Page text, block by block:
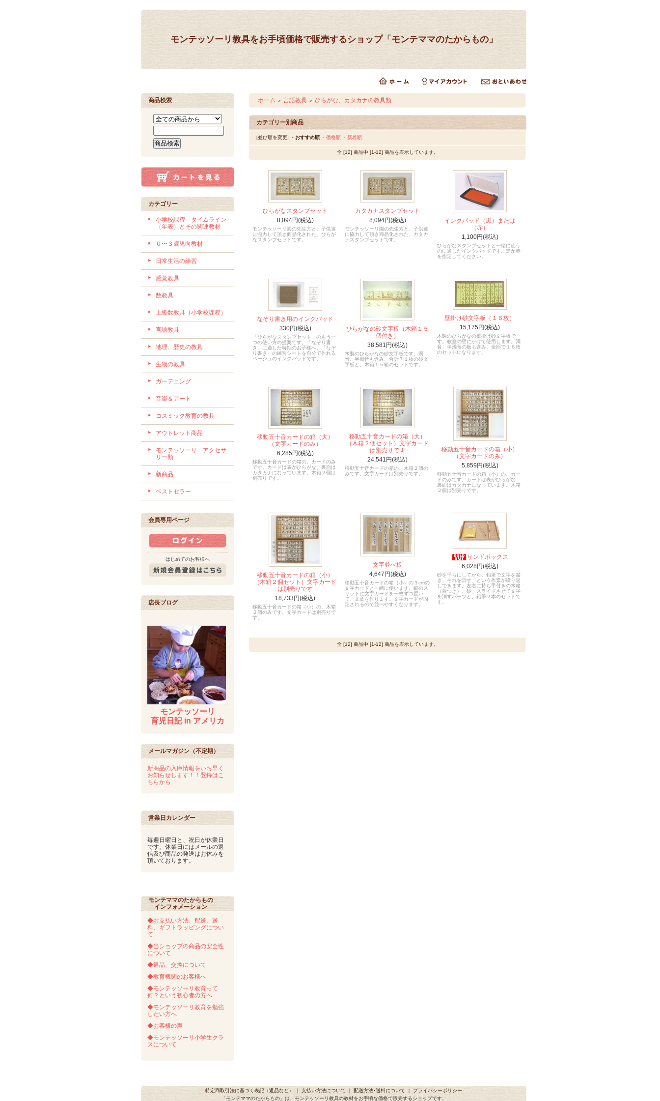
モンテッソーリ教具をお手頃価格で販売するショップ「モンテママのたからもの」
商品検索
カテゴリー
小学校課程 タイムライン
（年表）とその関連教材
０〜３歳児向教材
日常生活の練習
感覚教具
数教具
上級数教具（小学校課程）
言語教具
地理、歴史の教具
生物の教具
ガーデニング
音楽＆アート
コスミック教育の教具
アウトレット商品
モンテッソーリ アクセサ
リー類
新商品
ベストセラー
会員専用ページ
はじめてのお客様へ
店長ブログ
モンテッソーリ
育児日記 in アメリカ
メールマガジン（不定期）
新商品の入庫情報をいち早く
お知らせします！！登録はこ
ちらから
営業日カレンダー
毎週日曜日と、祝日が休業日
です。休業日にはメールの返
信及び商品の発送はお休みを
頂いております。
モンテママのたからもの
インフォメーション
◆お支払い方法、配送、送
料、ギフトラッピングについ
て
◆当ショップの商品の安全性
について
◆返品、交換について
◆教育機関のお客様へ
◆モンテッソーリ教育って
何？という初心者の方へ
◆モンテッソーリ教育を勉強
したい方へ
◆お客様の声
◆モンテッソーリ小学生クラ
スについて
ホーム ＞ 言語教具 ＞ ひらがな、カタカナの教具類
カテゴリー別商品
[並び順を変更] ・おすすめ順 ・価格順 ・新着順
全 [12] 商品中 [1-12] 商品を表示しています。
ひらがなスタンプセット
8,094円(税込)
モンテッソーリ園の先生方と、子供達
に協力して頂き商品化された、ひらが
なスタンプセットです。
カタカナスタンプセット
8,094円(税込)
モンテッソーリ園の先生方と、子供達
に協力して頂き商品化された、カタカ
ナスタンプセットです。
インクパッド（黒）または
（赤）
1,100円(税込)
ひらがなスタンプセットと一緒に使う
のに適したインクパッドです。黒か赤
を指定してください。
なぞり書き用のインクパッド
330円(税込)
「ひらがなスタンプセット」のもう一
つの使い方の提案です。「なぞり書
き」に適した時期のお子様へ、「なぞ
り書き」の練習シートを自分で作れる
ベージュのインクパッドです。
ひらがなの砂文字板（木箱１５
個付き）
38,581円(税込)
木製のひらがなの砂文字板です。濁
音、半濁音も含み、合計７１枚の砂文
字板と、木箱１５箱のセットです。
壁掛け砂文字板（１６枚）
15,175円(税込)
木製のひらがなの壁掛け砂文字板で
す。教室の壁にかけて使用します。濁
音、半濁音の板も含み、全部で１６枚
のセットになります。
移動五十音カードの箱（大）
（文字カードのみ）
6,285円(税込)
移動五十音カードの箱の、カードのみ
です。カードは表がひらがな、裏面は
カタカナになっています。木箱２個は
別売りです。
移動五十音カードの箱（大）
（木箱２個セット）文字カード
は別売りです
24,541円(税込)
移動五十音カードの箱の、木箱２個の
みです。文字カードは別売りです。
移動五十音カードの箱（小）
（文字カードのみ）
5,859円(税込)
移動五十音カードの箱（小）の、カー
ドのみです。カードは表がひらがな、
裏面はカタカナになっています。木箱
２個は別売りです。
移動五十音カードの箱（小）
（木箱２個セット）文字カード
は別売りです
18,733円(税込)
移動五十音カードの箱（小）の、木箱
２個のみです。文字カードは別売りで
す。
文字並べ板
4,647円(税込)
移動五十音カードの箱（小）の３cmの
文字カードと一緒に使います。縦のス
リットに文字カードを一枚ずつ置い
て、文章を作ります。文字カードが固
定されるので並べやすくなります。
サンドボックス
6,028円(税込)
砂を平らにしてから、鉛筆で文字を書
き、それを消す、という作業が繰り返
しできます。左右に持ち手付きの木箱
（蓋つき）、砂、スライドさせて文字
を消すパーツと、鉛筆２本のセットで
す。
全 [12] 商品中 [1-12] 商品を表示しています。
特定商取引法に基づく表記（返品など） ｜ 支払い方法について ｜ 配送方法･送料について ｜ プライバシーポリシー
「モンテママのたからもの」は、モンテッソーリ教具の教材をお手頃な価格で販売するショップです。